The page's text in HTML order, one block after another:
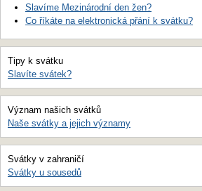
Slavíme Mezinárodní den žen?
Co říkáte na elektronická přání k svátku?
Tipy k svátku
Slavíte svátek?
Význam našich svátků
Naše svátky a jejich významy
Svátky v zahraničí
Svátky u sousedů